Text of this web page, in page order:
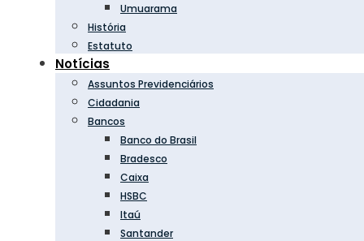
Umuarama
História
Estatuto
Notícias
Assuntos Previdenciários
Cidadania
Bancos
Banco do Brasil
Bradesco
Caixa
HSBC
Itaú
Santander